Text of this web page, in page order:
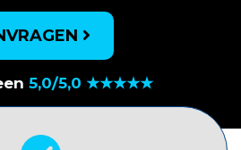
5,0/5,0 ★★★★★